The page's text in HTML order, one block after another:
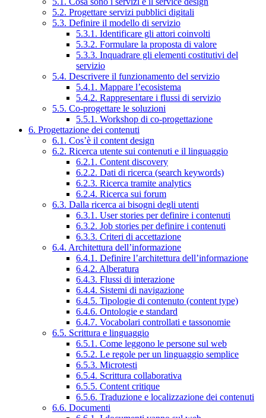
5.2. Progettare servizi pubblici digitali
5.3. Definire il modello di servizio
5.3.1. Identificare gli attori coinvolti
5.3.2. Formulare la proposta di valore
5.3.3. Inquadrare gli elementi costitutivi del
servizio
5.4. Descrivere il funzionamento del servizio
5.4.1. Mappare l’ecosistema
5.4.2. Rappresentare i flussi di servizio
5.5. Co-progettare le soluzioni
5.5.1. Workshop di co-progettazione
6. Progettazione dei contenuti
6.1. Cos’è il content design
6.2. Ricerca utente sui contenuti e il linguaggio
6.2.1. Content discovery
6.2.2. Dati di ricerca (search keywords)
6.2.3. Ricerca tramite analytics
6.2.4. Ricerca sui forum
6.3. Dalla ricerca ai bisogni degli utenti
6.3.1. User stories per definire i contenuti
6.3.2. Job stories per definire i contenuti
6.3.3. Criteri di accettazione
6.4. Architettura dell’informazione
6.4.1. Definire l’architettura dell’informazione
6.4.2. Alberatura
6.4.3. Flussi di interazione
6.4.4. Sistemi di navigazione
6.4.5. Tipologie di contenuto (content type)
6.4.6. Ontologie e standard
6.4.7. Vocabolari controllati e tassonomie
6.5. Scrittura e linguaggio
6.5.1. Come leggono le persone sul web
6.5.2. Le regole per un linguaggio semplice
6.5.3. Microtesti
6.5.4. Scrittura collaborativa
6.5.5. Content critique
6.5.6. Traduzione e localizzazione dei contenuti
6.6. Documenti